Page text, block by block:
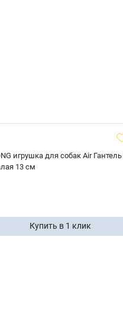
игрушка для собак Air Гантель
13 см
Купить в 1 клик